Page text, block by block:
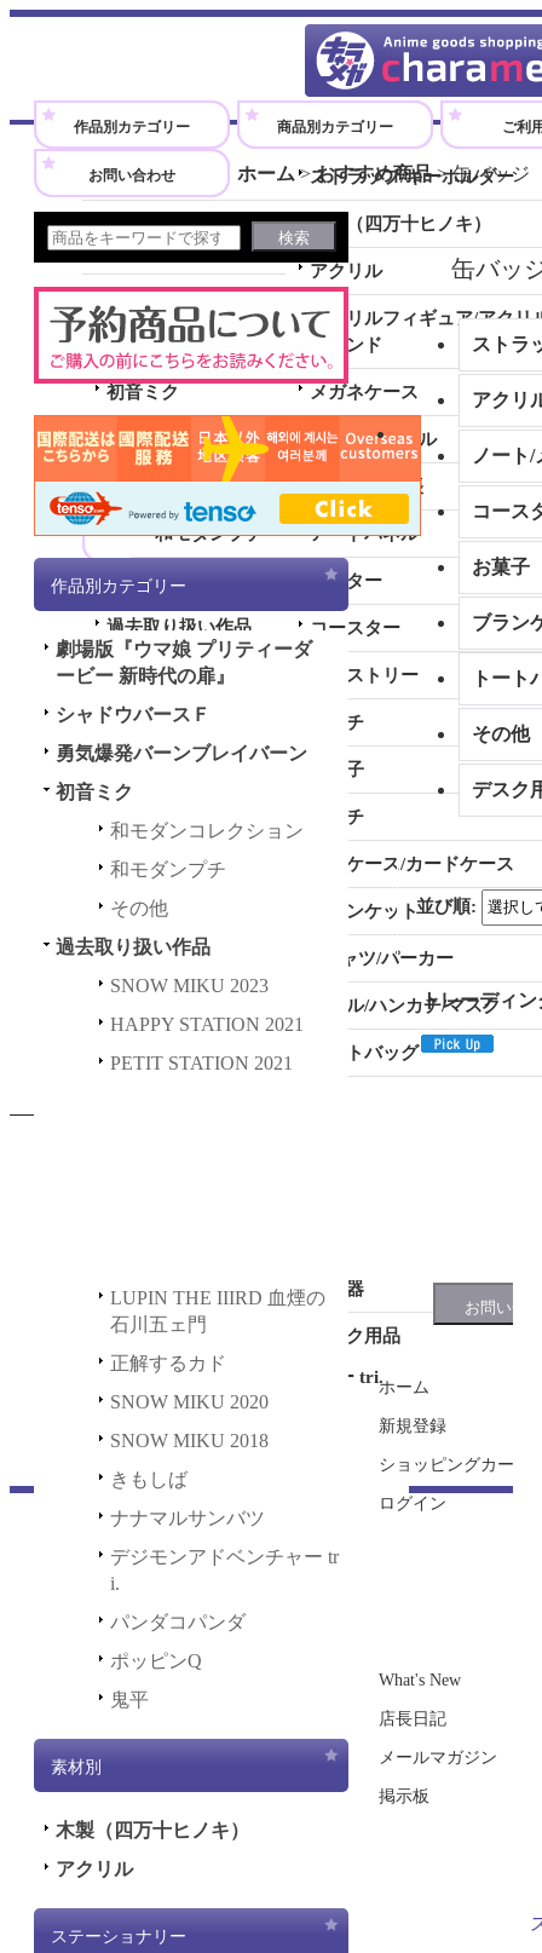
作品別カテゴリー
全商品
劇場版『ウマ娘 プリティーダ
ービー 新時代の扉』
シャドウバースＦ
勇気爆発バーンブレイバーン
初音ミク
全商品 (初音ミク)
和モダンコレクション
和モダンプチ
その他
過去取り扱い作品
全商品 (過去取り扱い作品)
SNOW MIKU 2023
HAPPY STATION 2021
HAPPY＆PETIT STATION 2
021
1
初音ミク GALAXY LIVE 202
0
LUPIN THE IIIRD 血煙の石
ナナマルサンバツ
デジモンアドベンチャー tri.
ポッピンQ
鬼平
商品別カテゴリー
ストラップ/キーホルダー
木製（四万十ヒノキ）
アクリル
アクリルフィギュア/アクリ
スタンド
メガネケース
クリアファイル
ノート/メモ帳
アートパネル
ポスター
コースター
タペストリー
ピンチ
お菓子
ポーチ
名刺ケース/カードケース
ブランケット
Tシャツ/パーカー
タオル/ハンカチ/マスク
トートバッグ
充電器
デスク用品
ご利
お問い合わせ ホーム > おすすめ商品 > 缶バッジ
作品別カテゴリー
劇場版『ウマ娘 プリティーダ
ービー 新時代の扉』
シャドウバースＦ
勇気爆発バーンブレイバーン
初音ミク
和モダンコレクション
和モダンプチ
その他
過去取り扱い作品
SNOW MIKU 2023
HAPPY STATION 2021
PETIT STATION 2021
LUPIN THE IIIRD 血煙の
石川五ェ門
正解するカド
SNOW MIKU 2020
SNOW MIKU 2018
きもしば
ナナマルサンバツ
デジモンアドベンチャー tr
i.
パンダコパンダ
ポッピンQ
鬼平
素材別
木製（四万十ヒノキ）
アクリル
ステーショナリー
缶バッ
ノート/
コース
お菓子
ブラン
トート
その他
デスク
並び順:
トレーディン
ホーム
新規登録
ショッピングカート
ログイン
What's New
店長日記
メールマガジン
掲示板